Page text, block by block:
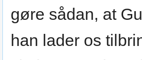
gøre sådan, at
han lader os